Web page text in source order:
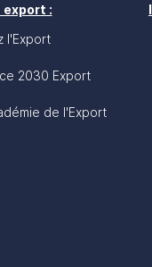
export :
l'Export
2030 Export
de l'Export